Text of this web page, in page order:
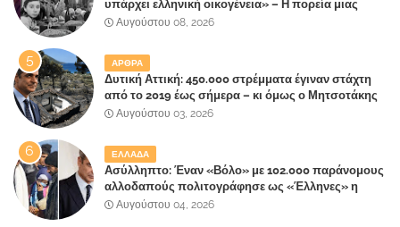
υπάρχει ελληνική οικογένεια» – Η πορεία μιας
κοινωνίας που κινδυνεύει να ξεχάσει ποια είναι
Αυγούστου 08, 2026
ΑΡΘΡΑ
Δυτική Αττική: 450.000 στρέμματα έγιναν στάχτη
από το 2019 έως σήμερα – κι όμως ο Μητσοτάκης
έλαβε 40% και 45% στις εκλογές του 2023,ενώ 50%
Αυγούστου 03, 2026
ΕΛΛΑΔΑ
Ασύλληπτο: Έναν «Βόλο» με 102.000 παράνομους
αλλοδαπούς πολιτογράφησε ως «Έλληνες» η
κυβέρνηση!
Αυγούστου 04, 2026